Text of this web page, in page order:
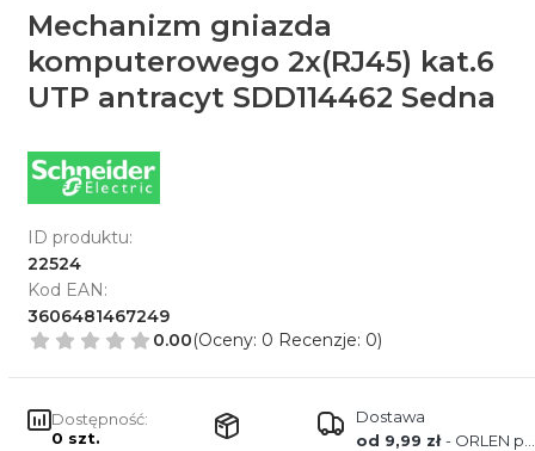
Mechanizm gniazda
komputerowego 2x(RJ45) kat.6
UTP antracyt SDD114462 Sedna
ID produktu:
22524
Kod EAN:
3606481467249
0.00(Oceny: 0 Recenzje: 0)
Dostępność:
0 szt.
Dostawa
od 9,99 zł- ORLEN paczka